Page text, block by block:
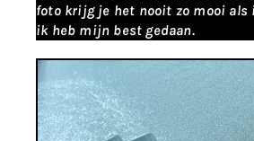
foto krijg je het nooit zo mooi als
ik heb mijn best gedaan.